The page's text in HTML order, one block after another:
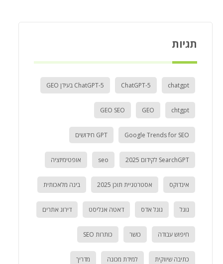
תגיות
chatgpt
ChatGPT-5 ChatGPT-5 בעידן GEO
chtgpt
GEO
GEO SEO
Google Trends for SEO GPT חידושים
SearchGPT לקידום 2025 seo אופטימיזציה
אינדוקס אסטרטגיית תוכן 2025 בינה מלאכותית
גוגל גוגל אדס דאטה אנליסט דירוג אתרים
חיפוש עבודה כושר כותרות SEO
כתיבה שיווקית למידת מכונה מדריך